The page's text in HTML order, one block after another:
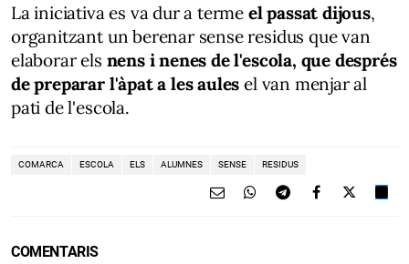
La iniciativa es va dur a terme el passat dijous,
organitzant un berenar sense residus que van
elaborar els nens i nenes de l'escola, que després
de preparar l'àpat a les aules el van menjar al
pati de l'escola.
COMARCA ESCOLA ELS ALUMNES SENSE RESIDUS
COMENTARIS